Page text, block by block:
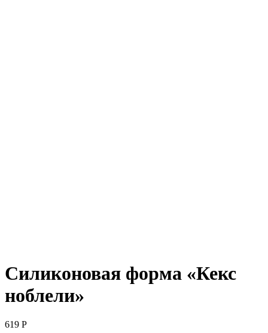
Силиконовая форма «Кекс
ноблели»
619 Р